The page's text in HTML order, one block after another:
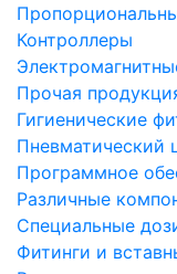
Контроллеры
Прочая
Гигиенические
Пневматический
Программное
Различные
Специальные
Фитинги и